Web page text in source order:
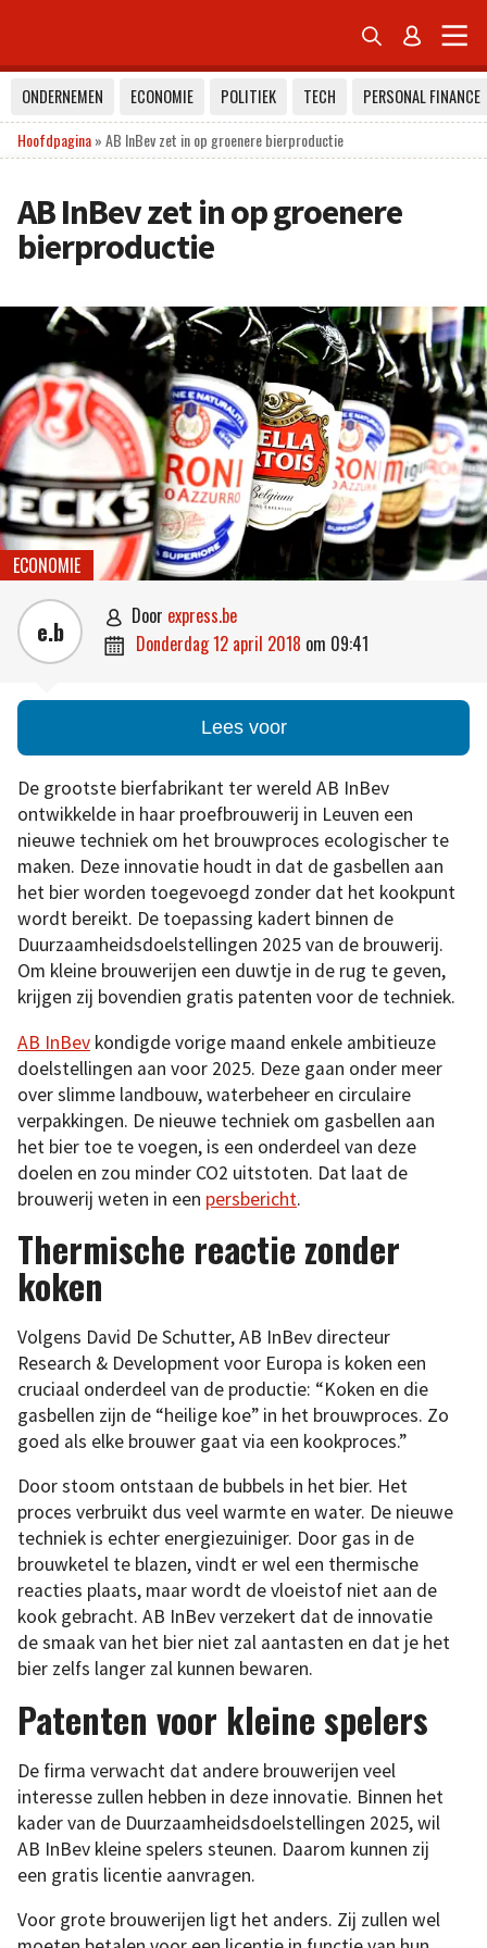
 
ONDERNEMEN ECONOMIE POLITIEK TECH
PERSONAL FINANCE
Hoofdpagina»AB InBev zet in op groenere bierproductie
AB InBev zet in op groenere
bierproductie
ECONOMIE
e.b  door express.be
 donderdag 12 april 2018 om 09:41
Lees voor
De grootste bierfabrikant ter wereld AB InBev
ontwikkelde in haar proefbrouwerij in Leuven een
nieuwe techniek om het brouwproces ecologischer te
maken. Deze innovatie houdt in dat de gasbellen aan
het bier worden toegevoegd zonder dat het kookpunt
wordt bereikt. De toepassing kadert binnen de
Duurzaamheidsdoelstellingen 2025 van de brouwerij.
Om kleine brouwerijen een duwtje in de rug te geven,
krijgen zij bovendien gratis patenten voor de techniek.
AB InBev kondigde vorige maand enkele ambitieuze
doelstellingen aan voor 2025. Deze gaan onder meer
over slimme landbouw, waterbeheer en circulaire
verpakkingen. De nieuwe techniek om gasbellen aan
het bier toe te voegen, is een onderdeel van deze
doelen en zou minder CO2 uitstoten. Dat laat de
brouwerij weten in een persbericht.
Thermische reactie zonder
koken
Volgens David De Schutter, AB InBev directeur
Research & Development voor Europa is koken een
cruciaal onderdeel van de productie: “Koken en die
gasbellen zijn de “heilige koe” in het brouwproces. Zo
goed als elke brouwer gaat via een kookproces.”
Door stoom ontstaan de bubbels in het bier. Het
proces verbruikt dus veel warmte en water. De nieuwe
techniek is echter energiezuiniger. Door gas in de
brouwketel te blazen, vindt er wel een thermische
reacties plaats, maar wordt de vloeistof niet aan de
kook gebracht. AB InBev verzekert dat de innovatie
de smaak van het bier niet zal aantasten en dat je het
bier zelfs langer zal kunnen bewaren.
Patenten voor kleine spelers
De firma verwacht dat andere brouwerijen veel
interesse zullen hebben in deze innovatie. Binnen het
kader van de Duurzaamheidsdoelstellingen 2025, wil
AB InBev kleine spelers steunen. Daarom kunnen zij
een gratis licentie aanvragen.
Voor grote brouwerijen ligt het anders. Zij zullen wel